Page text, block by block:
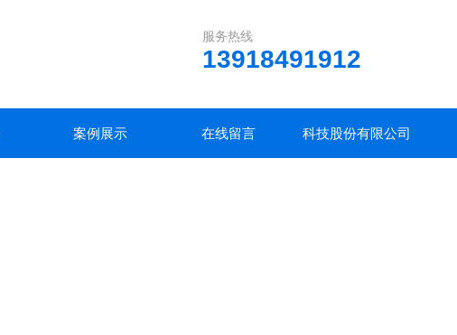
服务热线
13918491912
案例展示 在线留言 科技股份有限公司